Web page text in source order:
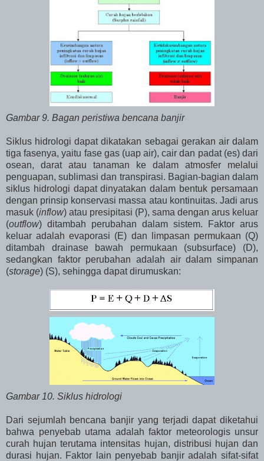
Gambar 9. Bagan peristiwa bencana banjir
Siklus hidrologi dapat dikatakan sebagai gerakan air dalam
tiga fasenya, yaitu fase gas (uap air), cair dan padat (es) dari
osean, darat atau tanaman ke dalam atmosfer melalui
penguapan, sublimasi dan transpirasi. Bagian-bagian dalam
siklus hidrologi dapat dinyatakan dalam bentuk persamaan
dengan prinsip konservasi massa atau kontinuitas. Jadi arus
masuk (inflow) atau presipitasi (P), sama dengan arus keluar
(outflow) ditambah perubahan dalam sistem. Faktor arus
keluar adalah evaporasi (E) dan limpasan permukaan (Q)
ditambah drainase bawah permukaan (subsurface) (D),
sedangkan faktor perubahan adalah air dalam simpanan
(storage) (S), sehingga dapat dirumuskan:
Gambar 10. Siklus hidrologi
Dari sejumlah bencana banjir yang terjadi dapat diketahui
bahwa penyebab utama adalah faktor meteorologis unsur
curah hujan terutama intensitas hujan, distribusi hujan dan
durasi hujan. Faktor lain penyebab banjir adalah sifat-sifat